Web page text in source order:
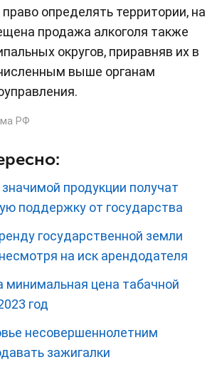
определять территории, на
продажа алкоголя также
округов, приравняв их в
выше органам
РФ
продукции получат
поддержку от государства
государственной земли
на иск арендодателя
минимальная цена табачной
год
несовершеннолетним
зажигалки